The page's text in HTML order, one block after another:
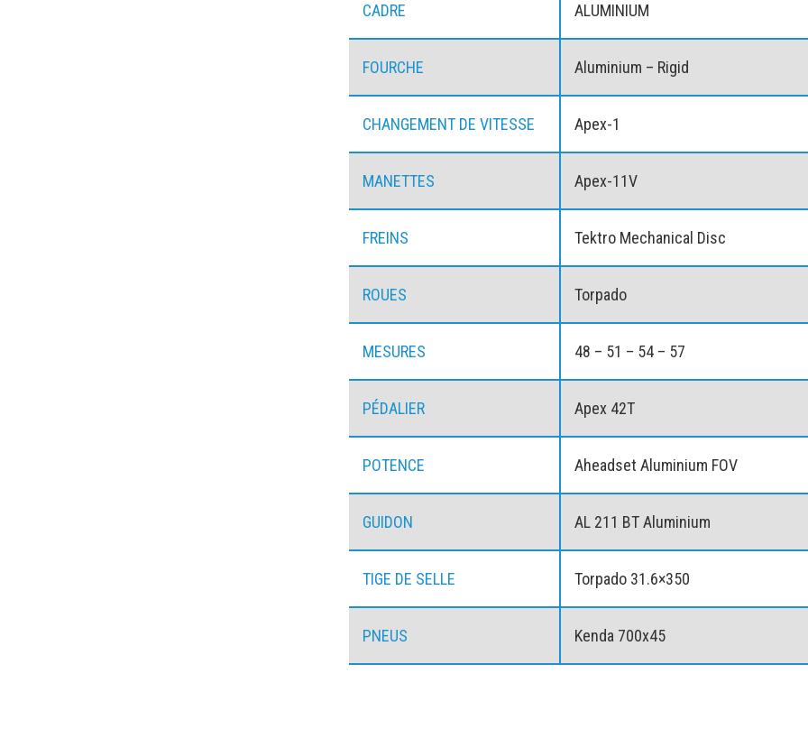
CADRE ALUMINIUM
FOURCHE Aluminium – Rigid
CHANGEMENT DE VITESSE Apex-1
MANETTES Apex-11V
FREINS Tektro Mechanical Disc
ROUES Torpado
MESURES 48 – 51 – 54 – 57
PÉDALIER Apex 42T
POTENCE Aheadset Aluminium FOV
GUIDON AL 211 BT Aluminium
TIGE DE SELLE Torpado 31.6×350
PNEUS Kenda 700x45